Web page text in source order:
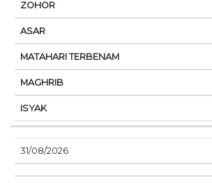
31/08/2026